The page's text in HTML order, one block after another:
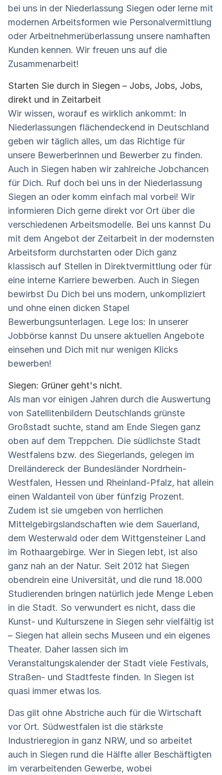
bei uns in der Niederlassung Siegen oder lerne mit
modernen Arbeitsformen wie Personalvermittlung
oder Arbeitnehmerüberlassung unsere namhaften
Kunden kennen. Wir freuen uns auf die
Zusammenarbeit!
Starten Sie durch in Siegen – Jobs, Jobs, Jobs,
direkt und in Zeitarbeit
Wir wissen, worauf es wirklich ankommt: In
Niederlassungen flächendeckend in Deutschland
geben wir täglich alles, um das Richtige für
unsere Bewerberinnen und Bewerber zu finden.
Auch in Siegen haben wir zahlreiche Jobchancen
für Dich. Ruf doch bei uns in der Niederlassung
Siegen an oder komm einfach mal vorbei! Wir
informieren Dich gerne direkt vor Ort über die
verschiedenen Arbeitsmodelle. Bei uns kannst Du
mit dem Angebot der Zeitarbeit in der modernsten
Arbeitsform durchstarten oder Dich ganz
klassisch auf Stellen in Direktvermittlung oder für
eine interne Karriere bewerben. Auch in Siegen
bewirbst Du Dich bei uns modern, unkompliziert
und ohne einen dicken Stapel
Bewerbungsunterlagen. Lege los: In unserer
Jobbörse kannst Du unsere aktuellen Angebote
einsehen und Dich mit nur wenigen Klicks
bewerben!
Siegen: Grüner geht's nicht.
Als man vor einigen Jahren durch die Auswertung
von Satellitenbildern Deutschlands grünste
Großstadt suchte, stand am Ende Siegen ganz
oben auf dem Treppchen. Die südlichste Stadt
Westfalens bzw. des Siegerlands, gelegen im
Dreiländereck der Bundesländer Nordrhein-
Westfalen, Hessen und Rheinland-Pfalz, hat allein
einen Waldanteil von über fünfzig Prozent.
Zudem ist sie umgeben von herrlichen
Mittelgebirgslandschaften wie dem Sauerland,
dem Westerwald oder dem Wittgensteiner Land
im Rothaargebirge. Wer in Siegen lebt, ist also
ganz nah an der Natur. Seit 2012 hat Siegen
obendrein eine Universität, und die rund 18.000
Studierenden bringen natürlich jede Menge Leben
in die Stadt. So verwundert es nicht, dass die
Kunst- und Kulturszene in Siegen sehr vielfältig ist
– Siegen hat allein sechs Museen und ein eigenes
Theater. Daher lassen sich im
Veranstaltungskalender der Stadt viele Festivals,
Straßen- und Stadtfeste finden. In Siegen ist
quasi immer etwas los.
Das gilt ohne Abstriche auch für die Wirtschaft
vor Ort. Südwestfalen ist die stärkste
Industrieregion in ganz NRW, und so arbeitet
auch in Siegen rund die Hälfte aller Beschäftigten
im verarbeitenden Gewerbe, wobei